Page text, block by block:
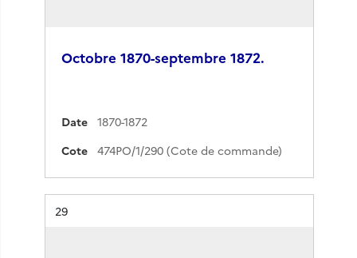
Octobre 1870-septembre 1872.
Date
1870-1872
Cote
474PO/1/290 (Cote de commande)
Résultat n°
29